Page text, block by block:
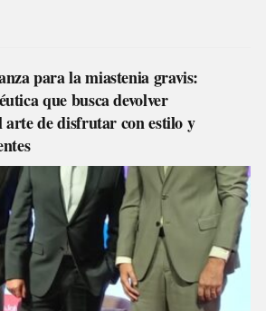
para la miastenia gravis:
que busca devolver
arte de disfrutar con estilo y